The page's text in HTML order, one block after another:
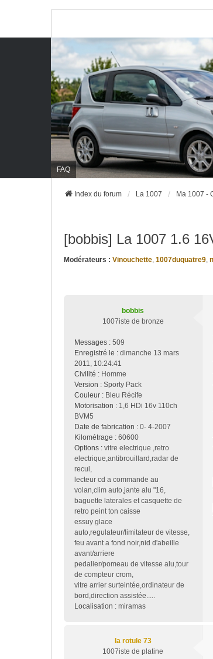
FAQ
Index du forum La 1007 Ma 1007 -
[bobbis] La 1007 1.6
Modérateurs : Vinouchette, 1007duquatre9,
bobbis
1007iste de bronze
Messages : 509
Enregistré le : dimanche 13 mars
2011, 10:24:41
Civilité : Homme
Version : Sporty Pack
Couleur : Bleu Récife
Motorisation : 1,6 HDi 16v 110ch
BVM5
Date de fabrication : 0- 4-2007
Kilométrage : 60600
Options : vitre electrique ,retro
electrique,antibrouillard,radar de
recul,
lecteur cd a commande au
volan,clim auto,jante alu "16,
baguette laterales et casquette de
retro peint ton caisse
essuy glace
auto,regulateur/limitateur de vitesse,
feu avant a fond noir,nid d'abeille
avant/arriere
pedalier/pomeau de vitesse alu,tour
de compteur crom,
vitre arrier surteintée,ordinateur de
bord,direction assistée.....
Localisation : miramas
la rotule 73
1007iste de platine